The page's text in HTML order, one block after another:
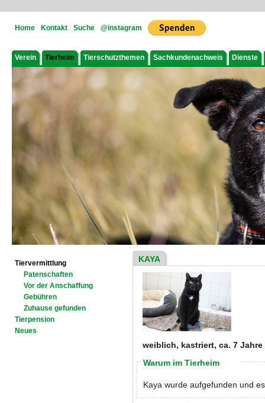
Home Kontakt Suche @instagram
Verein Tierheim Tierschutzthemen Sachkundenachweis Dienste
Tiervermittlung
Patenschaften
Vor der Anschaffung
Gebühren
Zuhause gefunden
Tierpension
Neues
KAYA
weiblich, kastriert, ca. 7 Jahre
Warum im Tierheim
Kaya wurde aufgefunden und